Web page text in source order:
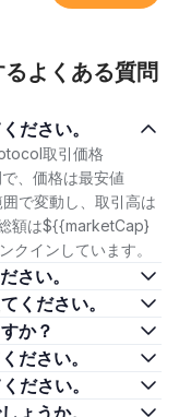
よくある質問
ださい。
取引価格
、価格は最安値
で変動し、取引高は
額は${{marketCap}
クインしています。
さい。
ください。
か？
ださい。
ださい。
ょうか。